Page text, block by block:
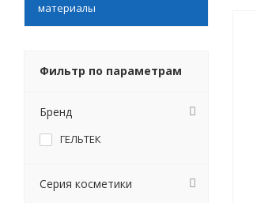
материалы
Фильтр по параметрам
Бренд
ГЕЛЬТЕК
Серия косметики